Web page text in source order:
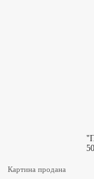
Картина продана